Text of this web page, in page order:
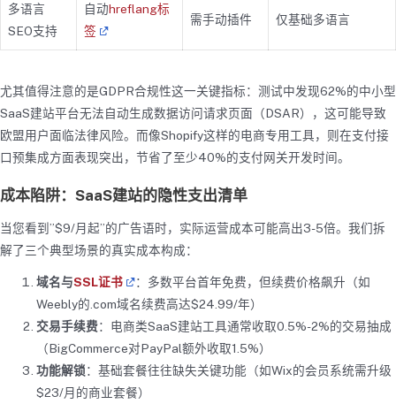
多语言
SEO支持
自动hreflang标
签
需手动插件 仅基础多语言
尤其值得注意的是GDPR合规性这一关键指标：测试中发现62%的中小型
SaaS建站平台无法自动生成数据访问请求页面（DSAR），这可能导致
欧盟用户面临法律风险。而像Shopify这样的电商专用工具，则在支付接
口预集成方面表现突出，节省了至少40%的支付网关开发时间。
成本陷阱：SaaS建站的隐性支出清单
当您看到”$9/月起”的广告语时，实际运营成本可能高出3-5倍。我们拆
解了三个典型场景的真实成本构成：
域名与SSL证书
：多数平台首年免费，但续费价格飙升（如
Weebly的.com域名续费高达$24.99/年）
交易手续费：电商类SaaS建站工具通常收取0.5%-2%的交易抽成
（BigCommerce对PayPal额外收取1.5%）
功能解锁：基础套餐往往缺失关键功能（如Wix的会员系统需升级
$23/月的商业套餐）